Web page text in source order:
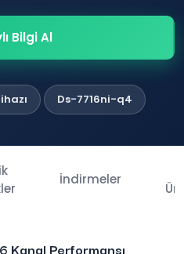
Bilgi Al
Ds-7716ni-q4
İndirmeler
Kanal Performansı